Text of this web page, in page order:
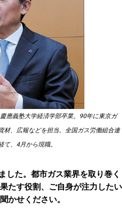
應義塾大学経済学部卒業。90年に東京ガ
材、広報などを担当。全国ガス労働組合連
、4月から現職。
た。都市ガス業界を取り巻く
たす役割、ご自身が注力したい
かせください。